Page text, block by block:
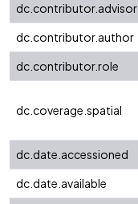
dc.contributor.advisor
dc.contributor.author
dc.contributor.role
dc.coverage.spatial
dc.date.accessioned
dc.date.available